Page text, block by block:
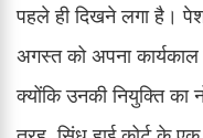
पहले ही दिखने लगा है।
अगस्त को अपना
क्योंकि उनकी नियुक्ति